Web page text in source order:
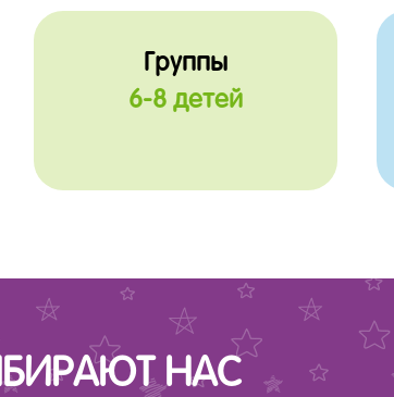
Группы
6-8 детей
НАС